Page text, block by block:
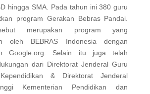
hingga SMA. Pada tahun ini 380 guru
program Gerakan Bebras Pandai.
merupakan program yang
oleh BEBRAS Indonesia dengan
Google.org. Selain itu juga telah
dari Direktorat Jenderal Guru
& Direktorat Jenderal
Kementerian Pendidikan dan